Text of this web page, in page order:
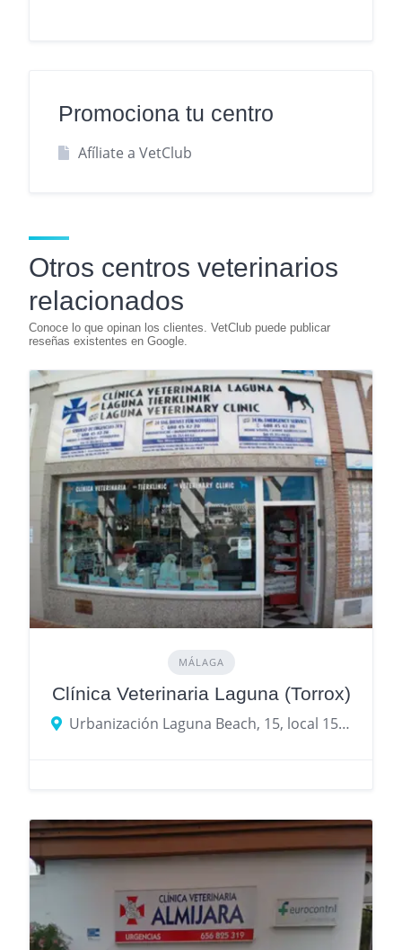
Promociona tu centro
Afíliate a VetClub
Otros centros veterinarios
relacionados
MÁLAGA
Clínica Veterinaria Laguna (Torrox)
Urbanización Laguna Beach, 15, local 15 - Fase 1, 29793 Torrox Costa, Málaga